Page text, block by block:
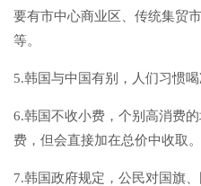
要有市中心商业区、传统集贸
等。
5.韩国与中国有别，人们习惯
6.韩国不收小费，个别高消费
费，但会直接加在总价中收取。
7.韩国政府规定，公民对国旗